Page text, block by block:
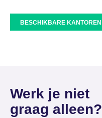
BESCHIKBARE KANTOREN
Werk je niet
graag alleen?